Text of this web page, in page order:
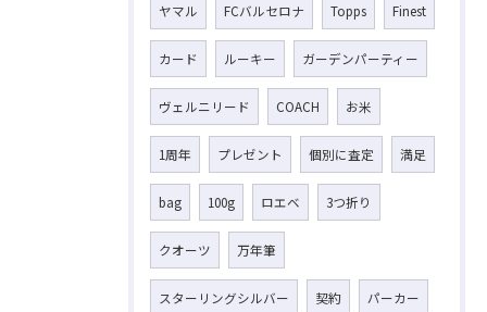
ヤマル FCバルセロナ Topps Finest
カード ルーキー ガーデンパーティー
ヴェルニリード COACH お米
1周年 プレゼント 個別に査定 満足
bag 100g ロエベ 3つ折り
クオーツ 万年筆
スターリングシルバー 契約 パーカー